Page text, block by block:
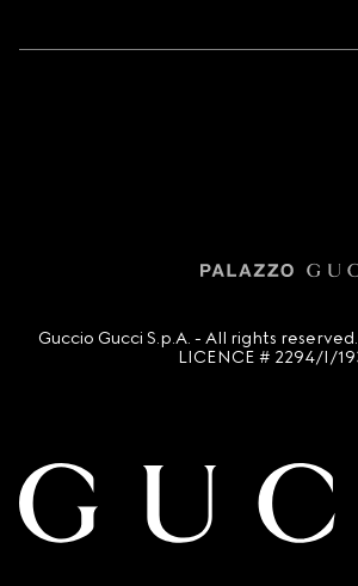
© 2016 - 2025 Guccio Gucci S.p.A. - All rights
LICENCE # 2294/I/